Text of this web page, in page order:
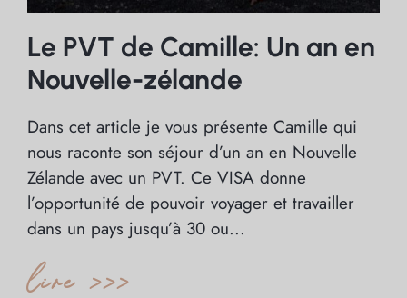
Le PVT de Camille: Un an en
Nouvelle-zélande
Dans cet article je vous présente Camille qui
nous raconte son séjour d’un an en Nouvelle
Zélande avec un PVT. Ce VISA donne
l’opportunité de pouvoir voyager et travailler
dans un pays jusqu’à 30 ou...
lire >>>